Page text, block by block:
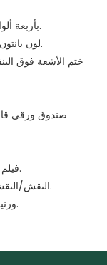
طباعة CMYK بأربعة ألوان: طباعة صندوق الألوان القياسي.
لون بانتون الموضعي: استعادة دقيقة لألوان العلامة التجارية.
ختم الأشعة فوق
فيلم خفيف/فيلم غير لامع: يعزز مقاومة الماء والتآكل.
النقش/النقش البارز: يزيد من الإحساس اللمسي ثلاثي الأبعاد.
ورنيش مائي: صديق للبيئة ولا يؤثر على إعادة التدوير.